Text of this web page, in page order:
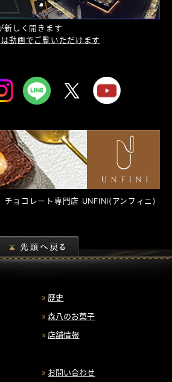
新しく開きます
動画でご覧いただけます
チョコレート専門店 UNFINI(アンフィニ)
歴史
森八のお菓子
店舗情報
お問い合わせ